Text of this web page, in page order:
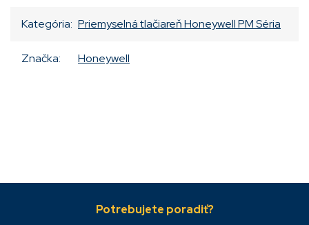
Kategória: Priemyselná tlačiareň Honeywell PM Séria
Značka: Honeywell